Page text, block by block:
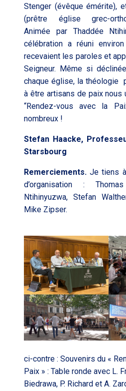
Stenger (évêque émérite),
(prêtre église grec-
Animée par Thaddée
célébration a réuni
recevaient les paroles et
Seigneur. Même si
chaque église, la théologie
à être artisans de paix nous
“Rendez-vous avec la
nombreux !
Stefan Haacke,
Starsbourg
Remerciements. Je tiens
d’organisation :
Ntihinyuzwa, Stefan
Mike Zipser.
ci-contre : Souvenirs du «
Paix » : Table ronde avec L.
Biedrawa, P. Richard et A.